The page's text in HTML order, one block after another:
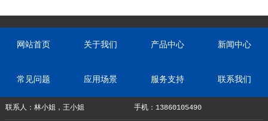
网站首页 关于我们 产品中心 新闻中心
常见问题 应用场景 服务支持 联系我们
联系人：林小姐，王小姐 手机：13860105490